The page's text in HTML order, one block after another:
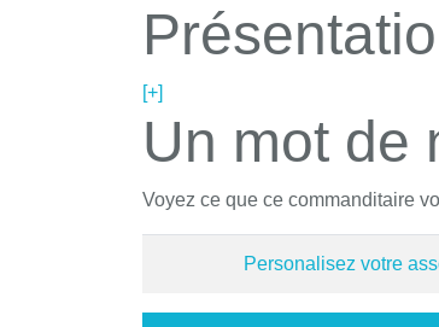
[+]
Un mot de
Voyez ce que ce commanditaire
Personalisez votre